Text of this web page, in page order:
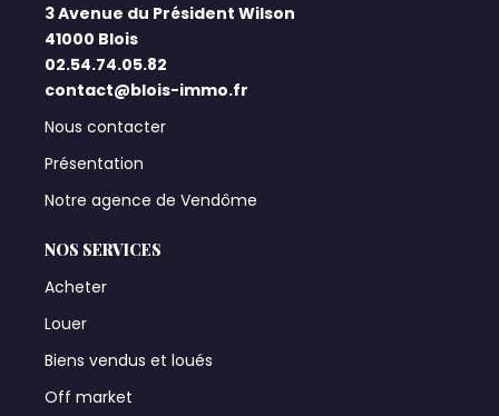
3 Avenue du Président Wilson
41000 Blois
02.54.74.05.82
contact@blois-immo.fr
Nous contacter
Présentation
Notre agence de Vendôme
NOS SERVICES
Acheter
Louer
Biens vendus et loués
Off market